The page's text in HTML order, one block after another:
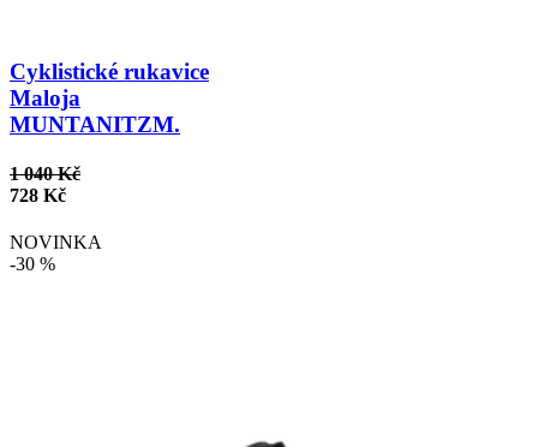
Cyklistické rukavice
Maloja
MUNTANITZM.
1 040 Kč
728 Kč
NOVINKA
-30 %